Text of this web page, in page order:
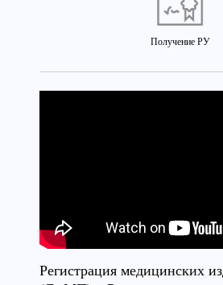
Получение РУ
Регистрация медицинских